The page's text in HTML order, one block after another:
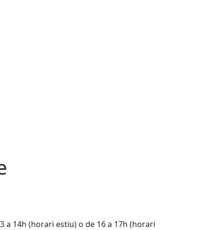
a 14h (horari estiu) o de 16 a 17h (horari